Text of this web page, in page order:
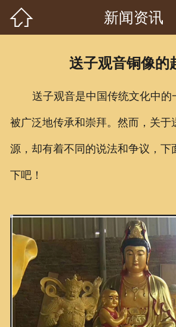
 新闻资讯
送子观音铜像的
送子观音是中国传统文化中的
被广泛地传承和崇拜。然而，关于
源，却有着不同的说法和争议，下
下吧！